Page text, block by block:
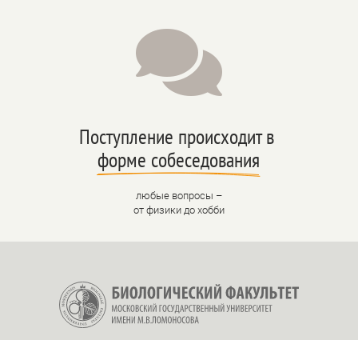

Поступление происходит в
форме собеседования
любые вопросы –
от физики до хобби